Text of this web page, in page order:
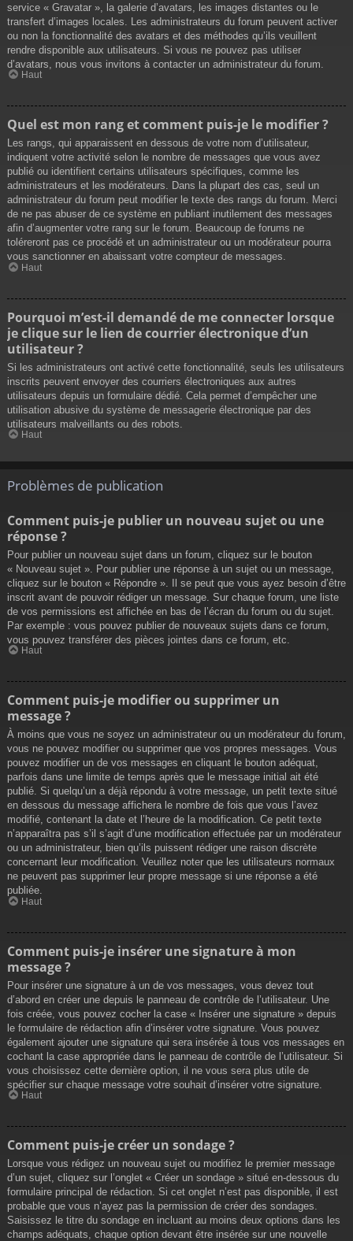
service « Gravatar », la galerie d’avatars, les images distantes ou le
transfert d’images locales. Les administrateurs du forum peuvent activer
ou non la fonctionnalité des avatars et des méthodes qu’ils veuillent
rendre disponible aux utilisateurs. Si vous ne pouvez pas utiliser
d’avatars, nous vous invitons à contacter un administrateur du forum.
Haut
Quel est mon rang et comment puis-je le modifier ?
Les rangs, qui apparaissent en dessous de votre nom d’utilisateur,
indiquent votre activité selon le nombre de messages que vous avez
publié ou identifient certains utilisateurs spécifiques, comme les
administrateurs et les modérateurs. Dans la plupart des cas, seul un
administrateur du forum peut modifier le texte des rangs du forum. Merci
de ne pas abuser de ce système en publiant inutilement des messages
afin d’augmenter votre rang sur le forum. Beaucoup de forums ne
toléreront pas ce procédé et un administrateur ou un modérateur pourra
vous sanctionner en abaissant votre compteur de messages.
Haut
Pourquoi m’est-il demandé de me connecter lorsque
je clique sur le lien de courrier électronique d’un
utilisateur ?
Si les administrateurs ont activé cette fonctionnalité, seuls les utilisateurs
inscrits peuvent envoyer des courriers électroniques aux autres
utilisateurs depuis un formulaire dédié. Cela permet d’empêcher une
utilisation abusive du système de messagerie électronique par des
utilisateurs malveillants ou des robots.
Haut
Problèmes de publication
Comment puis-je publier un nouveau sujet ou une
réponse ?
Pour publier un nouveau sujet dans un forum, cliquez sur le bouton
« Nouveau sujet ». Pour publier une réponse à un sujet ou un message,
cliquez sur le bouton « Répondre ». Il se peut que vous ayez besoin d’être
inscrit avant de pouvoir rédiger un message. Sur chaque forum, une liste
de vos permissions est affichée en bas de l’écran du forum ou du sujet.
Par exemple : vous pouvez publier de nouveaux sujets dans ce forum,
vous pouvez transférer des pièces jointes dans ce forum, etc.
Haut
Comment puis-je modifier ou supprimer un
message ?
À moins que vous ne soyez un administrateur ou un modérateur du forum,
vous ne pouvez modifier ou supprimer que vos propres messages. Vous
pouvez modifier un de vos messages en cliquant le bouton adéquat,
parfois dans une limite de temps après que le message initial ait été
publié. Si quelqu’un a déjà répondu à votre message, un petit texte situé
en dessous du message affichera le nombre de fois que vous l’avez
modifié, contenant la date et l’heure de la modification. Ce petit texte
n’apparaîtra pas s’il s’agit d’une modification effectuée par un modérateur
ou un administrateur, bien qu’ils puissent rédiger une raison discrète
concernant leur modification. Veuillez noter que les utilisateurs normaux
ne peuvent pas supprimer leur propre message si une réponse a été
publiée.
Haut
Comment puis-je insérer une signature à mon
message ?
Pour insérer une signature à un de vos messages, vous devez tout
d’abord en créer une depuis le panneau de contrôle de l’utilisateur. Une
fois créée, vous pouvez cocher la case « Insérer une signature » depuis
le formulaire de rédaction afin d’insérer votre signature. Vous pouvez
également ajouter une signature qui sera insérée à tous vos messages en
cochant la case appropriée dans le panneau de contrôle de l’utilisateur. Si
vous choisissez cette dernière option, il ne vous sera plus utile de
spécifier sur chaque message votre souhait d’insérer votre signature.
Haut
Comment puis-je créer un sondage ?
Lorsque vous rédigez un nouveau sujet ou modifiez le premier message
d’un sujet, cliquez sur l’onglet « Créer un sondage » situé en-dessous du
formulaire principal de rédaction. Si cet onglet n’est pas disponible, il est
probable que vous n’ayez pas la permission de créer des sondages.
Saisissez le titre du sondage en incluant au moins deux options dans les
champs adéquats, chaque option devant être insérée sur une nouvelle